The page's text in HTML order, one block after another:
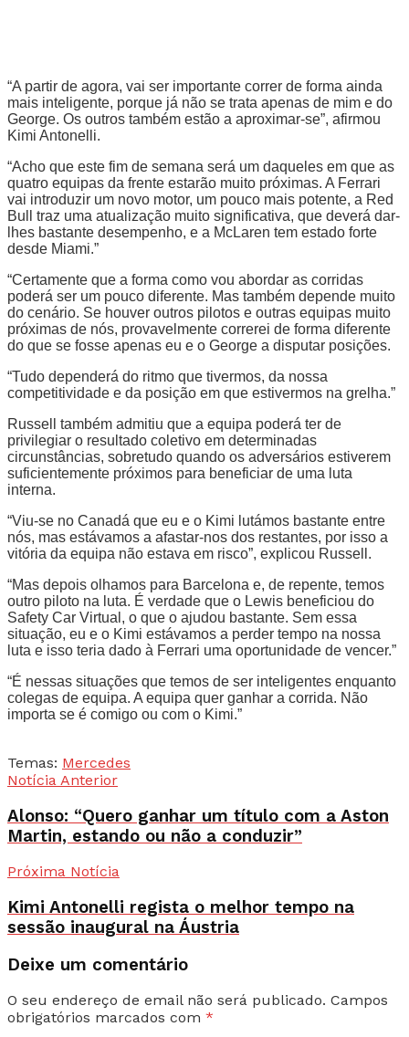
“A partir de agora, vai ser importante correr de forma ainda
mais inteligente, porque já não se trata apenas de mim e do
George. Os outros também estão a aproximar-se”, afirmou
Kimi Antonelli.
“Acho que este fim de semana será um daqueles em que as
quatro equipas da frente estarão muito próximas. A Ferrari
vai introduzir um novo motor, um pouco mais potente, a Red
Bull traz uma atualização muito significativa, que deverá dar-
lhes bastante desempenho, e a McLaren tem estado forte
desde Miami.”
“Certamente que a forma como vou abordar as corridas
poderá ser um pouco diferente. Mas também depende muito
do cenário. Se houver outros pilotos e outras equipas muito
próximas de nós, provavelmente correrei de forma diferente
do que se fosse apenas eu e o George a disputar posições.
“Tudo dependerá do ritmo que tivermos, da nossa
competitividade e da posição em que estivermos na grelha.”
Russell também admitiu que a equipa poderá ter de
privilegiar o resultado coletivo em determinadas
circunstâncias, sobretudo quando os adversários estiverem
suficientemente próximos para beneficiar de uma luta
interna.
“Viu-se no Canadá que eu e o Kimi lutámos bastante entre
nós, mas estávamos a afastar-nos dos restantes, por isso a
vitória da equipa não estava em risco”, explicou Russell.
“Mas depois olhamos para Barcelona e, de repente, temos
outro piloto na luta. É verdade que o Lewis beneficiou do
Safety Car Virtual, o que o ajudou bastante. Sem essa
situação, eu e o Kimi estávamos a perder tempo na nossa
luta e isso teria dado à Ferrari uma oportunidade de vencer.”
“É nessas situações que temos de ser inteligentes enquanto
colegas de equipa. A equipa quer ganhar a corrida. Não
importa se é comigo ou com o Kimi.”
Temas: Mercedes
Notícia Anterior
Alonso: “Quero ganhar um título com a Aston
Martin, estando ou não a conduzir”
Próxima Notícia
Kimi Antonelli regista o melhor tempo na
sessão inaugural na Áustria
Deixe um comentário
O seu endereço de email não será publicado. Campos
obrigatórios marcados com *